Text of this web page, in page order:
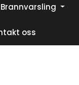
LinkedIn
Brannvarsling
oss